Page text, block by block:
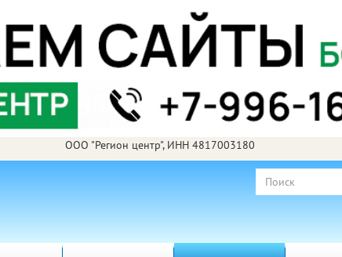
ООО "Регион центр", ИНН 4817003180